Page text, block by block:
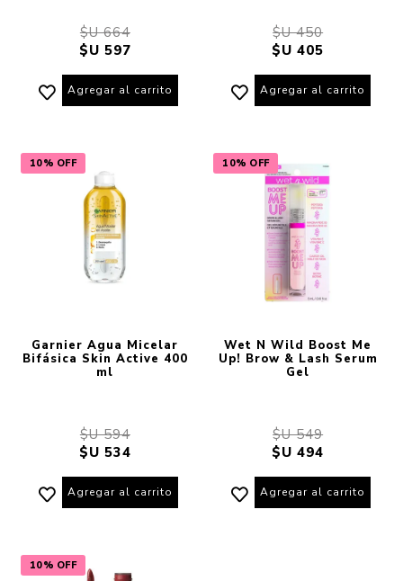
$U 664
$U 597
Agregar al carrito
$U 450
$U 405
Agregar al carrito
10% OFF
Garnier Agua Micelar
Bifásica Skin Active 400
ml
$U 594
$U 534
Agregar al carrito
10% OFF
Wet N Wild Boost Me
Up! Brow & Lash Serum
Gel
$U 549
$U 494
Agregar al carrito
10% OFF